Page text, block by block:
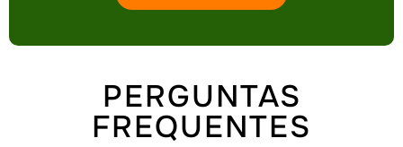
PERGUNTAS
FREQUENTES